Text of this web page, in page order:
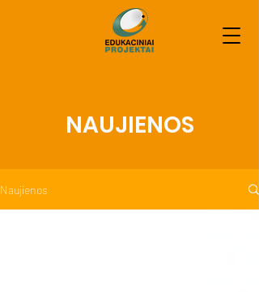
NAUJIENOS
Naujienos